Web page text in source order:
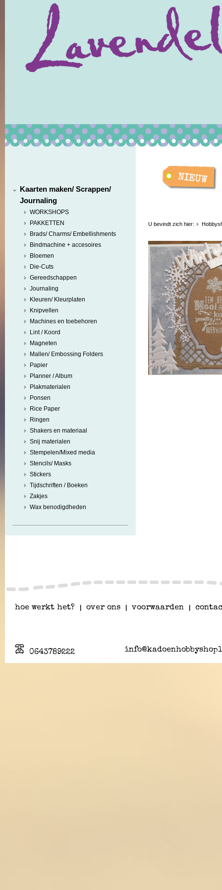
Kaarten maken/ Scrappen/
Journaling
WORKSHOPS
PAKKETTEN
Brads/ Charms/ Embellishments
Bindmachine + accesoires
Bloemen
Die-Cuts
Gereedschappen
Journaling
Kleuren/ Kleurplaten
Knipvellen
Machines en toebehoren
Lint / Koord
Magneten
Mallen/ Embossing Folders
Papier
Planner / Album
Plakmaterialen
Ponsen
Rice Paper
Ringen
Shakers en materiaal
Snij materialen
Stempelen/Mixed media
Stencils/ Masks
Stickers
Tijdschriften / Boeken
Zakjes
Wax benodigdheden
U bevindt zich hier:
hoe werkt het? over ons voorwaarden
0643789222